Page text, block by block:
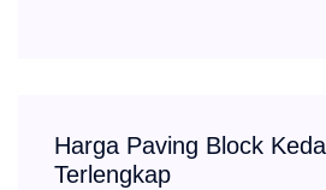
Harga Paving Block
Terlengkap